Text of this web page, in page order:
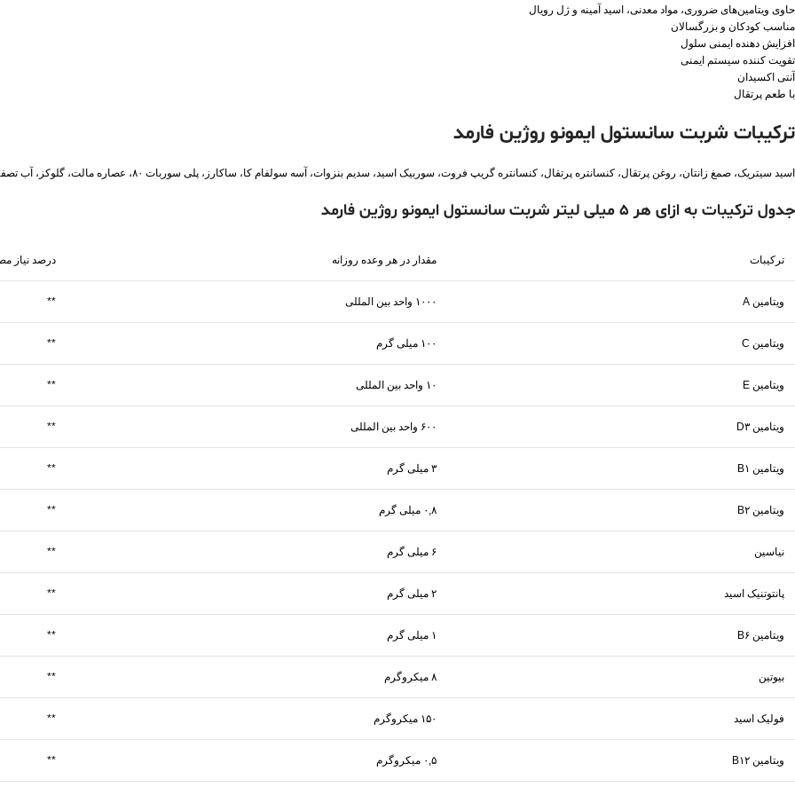
حاوی ویتامین‌های ضروری، مواد معدنی، اسید آمینه و ژل رویال
مناسب کودکان و بزرگسالان
افزایش دهنده ایمنی سلول
تقویت کننده سیستم ایمنی
آنتی اکسیدان
با طعم پرتقال
ترکیبات شربت سانستول ایمونو روژین فارمد
اسید سیتریک، صمغ زانتان، روغن پرتقال، کنسانتره پرتقال، کنسانتره گریپ فروت، سوربیک اسید، سدیم بنزوات، آسه سولفام کا، ساکارز، پلی سوربات ۸۰، عصاره مالت، گلوکز، آب تصفیه شده
جدول ترکیبات به ازای هر ۵ میلی لیتر شربت سانستول ایمونو روژین فارمد
ترکیبات مقدار در هر وعده روزانه درصد نیاز
ویتامین A ۱۰۰۰ واحد بین المللی **
ویتامین C ۱۰۰ میلی گرم **
ویتامین E ۱۰ واحد بین المللی **
ویتامین D۳ ۶۰۰ واحد بین المللی **
ویتامین B۱ ۳ میلی گرم **
ویتامین B۲ ۰,۸ میلی گرم **
نیاسین ۶ میلی گرم **
پانتوتنیک اسید ۲ میلی گرم **
ویتامین B۶ ۱ میلی گرم **
بیوتین ۸ میکروگرم **
فولیک اسید ۱۵۰ میکروگرم **
ویتامین B۱۲ ۰,۵ میکروگرم **